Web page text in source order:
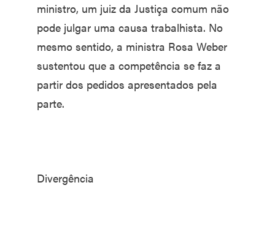
ministro, um juiz da Justiça comum não
pode julgar uma causa trabalhista. No
mesmo sentido, a ministra Rosa Weber
sustentou que a competência se faz a
partir dos pedidos apresentados pela
parte.
Divergência